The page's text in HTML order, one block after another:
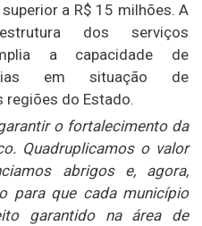
a R$ 15 milhões. A
dos serviços
a capacidade de
em situação de
regiões do Estado.
o fortalecimento da
Quadruplicamos o valor
abrigos e, agora,
para que cada município
garantido na área de